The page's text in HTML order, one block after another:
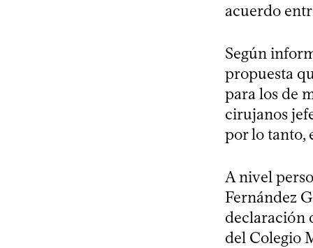
acuerdo
Según
propuesta
para los de
cirujanos
por lo tanto,
A nivel
Fernández
declaración
del Colegio